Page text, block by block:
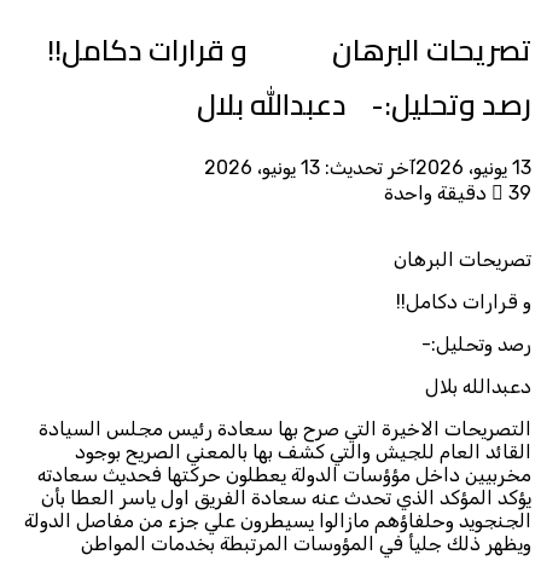
تصريحات البرهان و قرارات دكامل!!
رصد وتحليل:- دعبدالله بلال
13 يونيو، 2026
آخر تحديث: 13 يونيو، 2026
39
دقيقة واحدة
تصريحات البرهان
و قرارات دكامل!!
رصد وتحليل:-
دعبدالله بلال
التصريحات الاخيرة التي صرح بها سعادة رئيس مجلس السيادة
القائد العام للجيش والتي كشف بها بالمعني الصريح بوجود
مخربيين داخل مؤؤسات الدولة يعطلون حركتها فحديث سعادته
يؤكد المؤكد الذي تحدث عنه سعادة الفريق اول ياسر العطا بأن
الجنجويد وحلفاؤهم مازالوا يسيطرون علي جزء من مفاصل الدولة
ويظهر ذلك جليأ في المؤوسات المرتبطة بخدمات المواطن